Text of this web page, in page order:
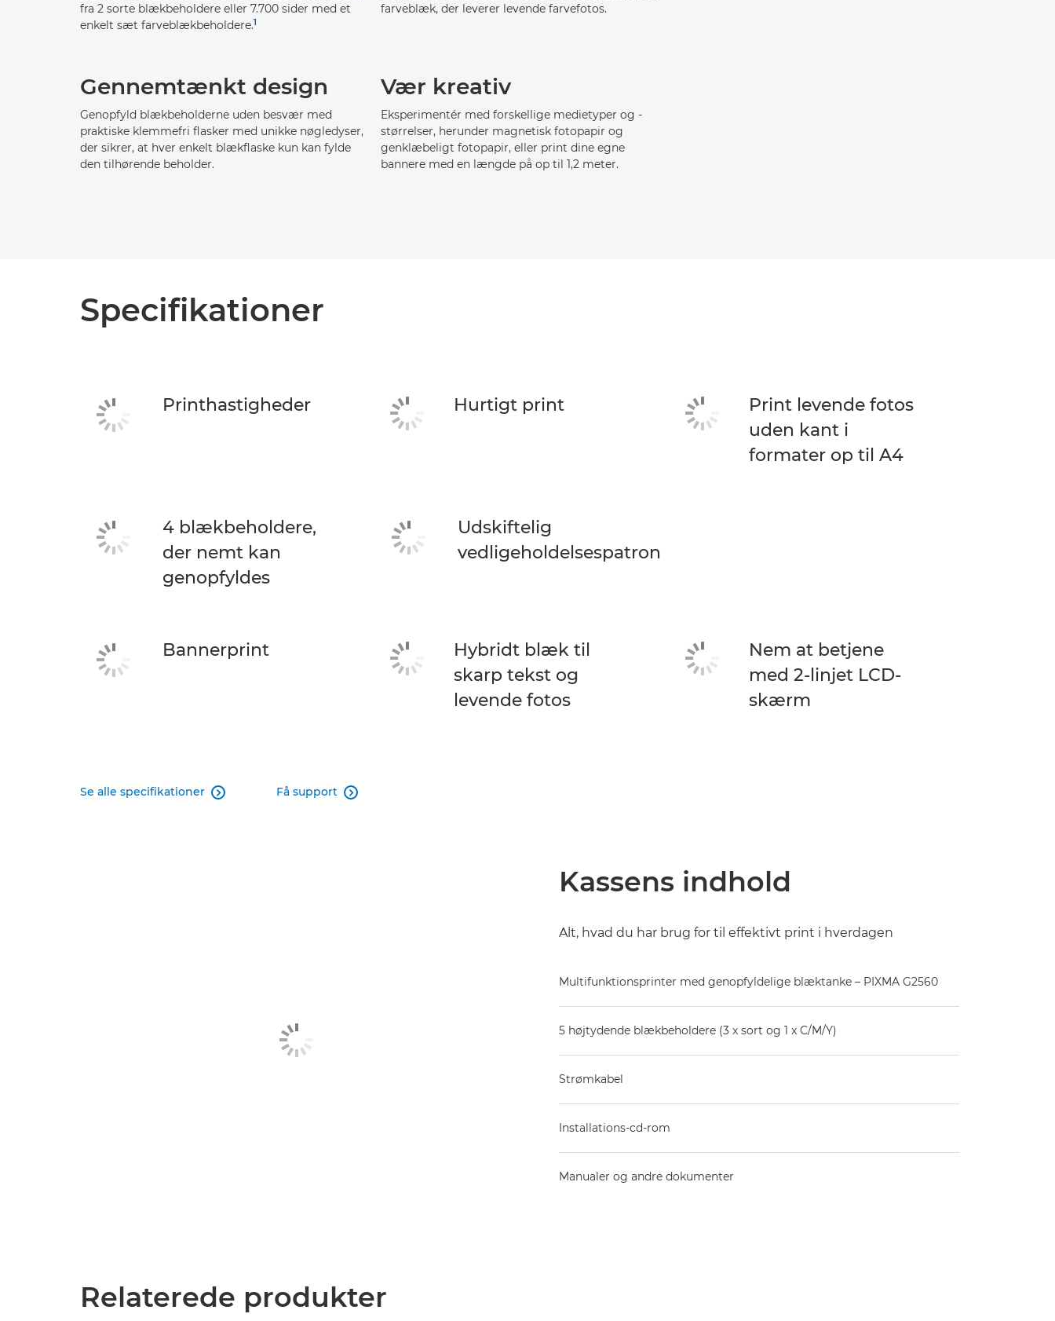
fra 2 sorte blækbeholdere eller 7.700 sider med et
enkelt sæt farveblækbeholdere.1
farveblæk, der leverer levende farvefotos.
Gennemtænkt design
Genopfyld blækbeholderne uden besvær med
praktiske klemmefri flasker med unikke nøgledyser,
der sikrer, at hver enkelt blækflaske kun kan fylde
den tilhørende beholder.
Vær kreativ
Eksperimentér med forskellige medietyper og -
størrelser, herunder magnetisk fotopapir og
genklæbeligt fotopapir, eller print dine egne
bannere med en længde på op til 1,2 meter.
Specifikationer
Printhastigheder Hurtigt print
Print levende fotos
uden kant i
formater op til A4
4 blækbeholdere,
der nemt kan
genopfyldes
Udskiftelig
vedligeholdelsespatron
Bannerprint
Hybridt blæk til
skarp tekst og
levende fotos
Nem at betjene
med 2-linjet LCD-
skærm
Se alle specifikationer  Få support 
Kassens indhold
Alt, hvad du har brug for til effektivt print i hverdagen
Multifunktionsprinter med genopfyldelige blæktanke – PIXMA G2560
5 højtydende blækbeholdere (3 x sort og 1 x C/M/Y)
Strømkabel
Installations-cd-rom
Manualer og andre dokumenter
Relaterede produkter